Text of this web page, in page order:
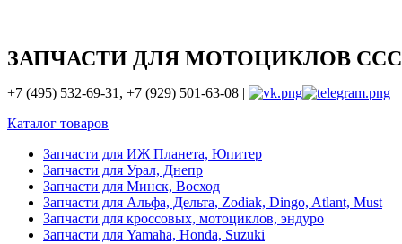
ЗАПЧАСТИ ДЛЯ МОТОЦИКЛОВ
+7 (495) 532-69-31, +7 (929) 501-63-08 |
Каталог товаров
Запчасти для ИЖ Планета, Юпитер
Запчасти для Урал, Днепр
Запчасти для Минск, Восход
Запчасти для Альфа, Дельта, Zodiak, Dingo, Atlant, Must
Запчасти для кроссовых, мотоциклов, эндуро
Запчасти для Yamaha, Honda, Suzuki